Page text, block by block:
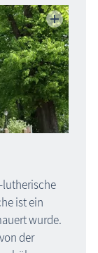
lutherische
ist ein
wurde.
der